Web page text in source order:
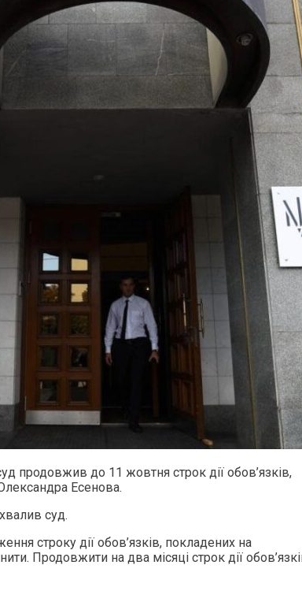
продовжив до 11 жовтня строк дії обов’язків,
Есенова.
суд.
строку дії обов’язків, покладених на
Продовжити на два місяці строк дії